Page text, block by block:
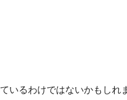
いるわけではないかもし